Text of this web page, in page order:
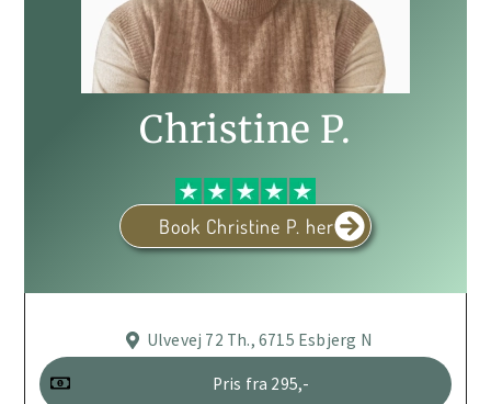
Christine P.
Book Christine P. her
Ulvevej 72 Th., 6715 Esbjerg N
Pris fra 295,-